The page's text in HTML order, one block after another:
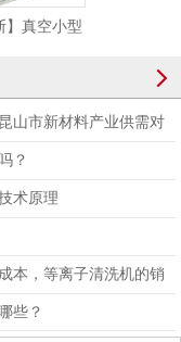
】真空小型
机 医用导管
山市新材料产业供需对
？
术原理
本，等离子清洗机的销
些？